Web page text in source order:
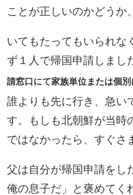
ことが正しいのかどうか
いてもたってもいられな
ず１人で帰国申請しまし
請窓口にて家族単位または個別
誰よりも先に行き、急い
す。もしも北朝鮮が当時
ではなかったら、すぐさ
父は自分が帰国申請をし
俺の息子だ」と褒めてく